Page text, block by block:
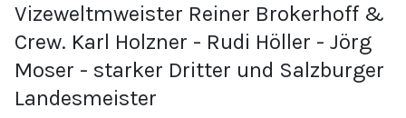
Vizeweltmweister Reiner Brokerhoff &
Crew. Karl Holzner - Rudi Höller - Jörg
Moser - starker Dritter und Salzburger
Landesmeister